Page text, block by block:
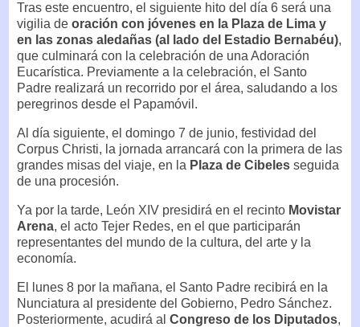
Tras este encuentro, el siguiente hito del día 6 será una
vigilia de oración con jóvenes en la Plaza de Lima y
en las zonas aledañas (al lado del Estadio Bernabéu),
que culminará con la celebración de una Adoración
Eucarística. Previamente a la celebración, el Santo
Padre realizará un recorrido por el área, saludando a los
peregrinos desde el Papamóvil.
Al día siguiente, el domingo 7 de junio, festividad del
Corpus Christi, la jornada arrancará con la primera de las
grandes misas del viaje, en la Plaza de Cibeles seguida
de una procesión.
Ya por la tarde, León XIV presidirá en el recinto Movistar
Arena, el acto Tejer Redes, en el que participarán
representantes del mundo de la cultura, del arte y la
economía.
El lunes 8 por la mañana, el Santo Padre recibirá en la
Nunciatura al presidente del Gobierno, Pedro Sánchez.
Posteriormente, acudirá al Congreso de los Diputados,